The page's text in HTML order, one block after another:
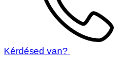
Kérdésed van?